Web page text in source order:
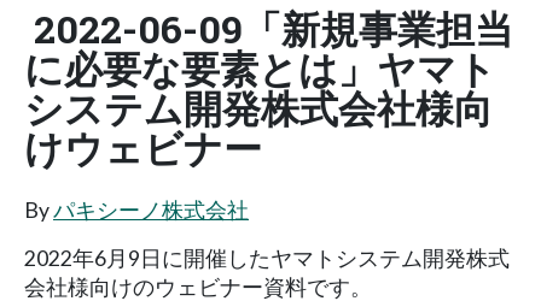
2022-06-09「新規事業担当
に必要な要素とは」ヤマト
システム開発株式会社様向
けウェビナー
Byパキシーノ株式会社
2022年6月9日に開催したヤマトシステム開発株式
会社様向けのウェビナー資料です。